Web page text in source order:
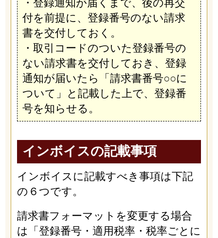
・登録通知が届くまで、後の再交
付を前提に、登録番号のない請求
書を交付しておく。
・取引コードのついた登録番号の
ない請求書を交付しておき、登録
通知が届いたら「請求書番号○○に
ついて」と記載した上で、登録番
号を知らせる。
インボイスの記載事項
インボイスに記載すべき事項は下記
の６つです。
請求書フォーマットを変更する場合
は「登録番号・適用税率・税率ごとに